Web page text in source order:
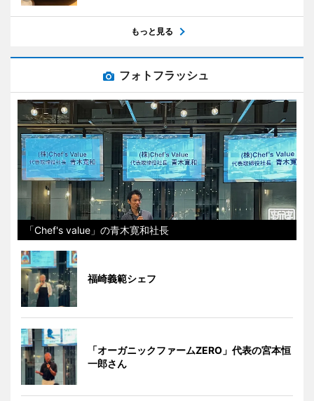
もっと見る
フォトフラッシュ
「Chef's value」の青木寛和社長
福崎義範シェフ
「オーガニックファームZERO」代表の宮本恒
一郎さん